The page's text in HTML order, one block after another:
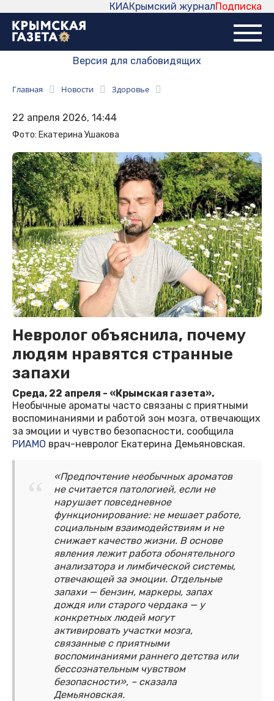
Подписка
Крымский журнал
КИА
Версия для слабовидящих
Главная Новости Здоровье
22 апреля 2026, 14:44
Фото: Екатерина Ушакова
Невролог объяснила, почему
людям нравятся странные
запахи
Среда, 22 апреля - «Крымская газета».
Необычные ароматы часто связаны с приятными
воспоминаниями и работой зон мозга, отвечающих
за эмоции и чувство безопасности, сообщила
РИАМО врач-невролог Екатерина Демьяновская.
«Предпочтение необычных ароматов
не считается патологией, если не
нарушает повседневное
функционирование: не мешает работе,
социальным взаимодействиям и не
снижает качество жизни. В основе
явления лежит работа обонятельного
анализатора и лимбической системы,
отвечающей за эмоции. Отдельные
запахи — бензин, маркеры, запах
дождя или старого чердака — у
конкретных людей могут
активировать участки мозга,
связанные с приятными
воспоминаниями раннего детства или
бессознательным чувством
безопасности», – сказала
Демьяновская.